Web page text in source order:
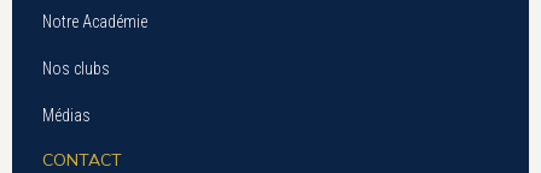
Notre Académie
Nos clubs
Médias
CONTACT